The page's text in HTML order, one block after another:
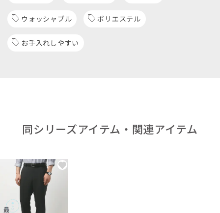
ウォッシャブル ポリエステル
お手入れしやすい
同シリーズアイテム・関連アイテム